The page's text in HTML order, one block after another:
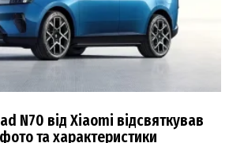
N70 від Xiaomi відсвяткував
та характеристики